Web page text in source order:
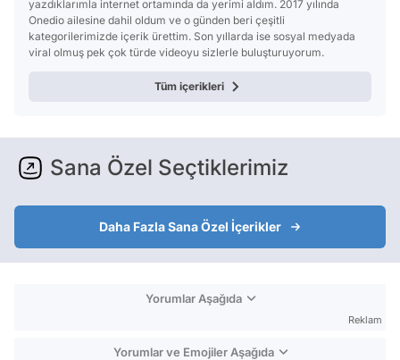
yazdıklarımla internet ortamında da yerimi aldım. 2017 yılında
Onedio ailesine dahil oldum ve o günden beri çeşitli
kategorilerimizde içerik ürettim. Son yıllarda ise sosyal medyada
viral olmuş pek çok türde videoyu sizlerle buluşturuyorum.
Tüm içerikleri
Sana Özel Seçtiklerimiz
Daha Fazla Sana Özel İçerikler
Yorumlar Aşağıda
Reklam
Yorumlar ve Emojiler Aşağıda